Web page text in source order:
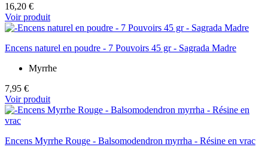
16,20 €
Voir produit
Encens naturel en poudre - 7 Pouvoirs 45 gr - Sagrada Madre
Myrrhe
7,95 €
Voir produit
Encens Myrrhe Rouge - Balsomodendron myrrha - Résine en vrac